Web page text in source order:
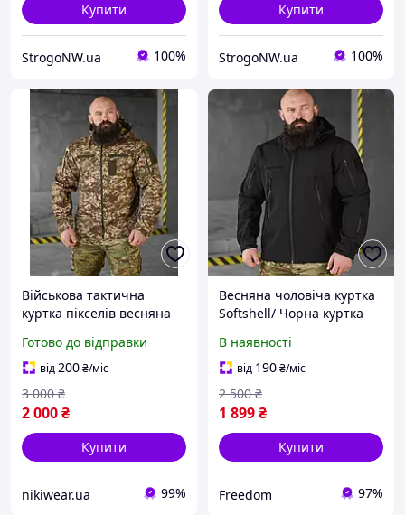
Купити
StrogoNW.ua 100%
Купити
StrogoNW.ua 100%
Військова тактична
куртка пікселів весняна
непромокальна куртка
піксель осіння nikiwe
Готово до відправки
від200₴/міс
2 000₴
3 000 ₴
Купити
nikiwear.ua 99%
Весняна чоловіча куртка
Softshell/ Чорна куртка
Тактична демісезонна
куртка/ Водонепроникна
куртка
В наявності
від 190₴/міс
1 899₴
2 500 ₴
Купити
Freedom 97%